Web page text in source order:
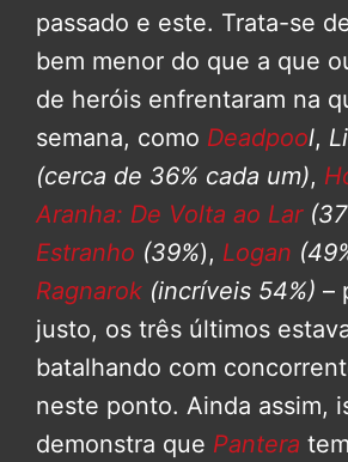
passado e este. Trata-se
bem menor do que a que
de heróis enfrentaram na
semana, como Deadpool,
(cerca de 36% cada um),
Aranha: De Volta ao Lar
Estranho (39%), Logan
Ragnarok (incríveis 54%) –
justo, os três últimos
batalhando com
neste ponto. Ainda assim,
demonstra que Pantera